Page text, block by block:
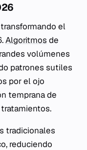
el
Algoritmos de
volúmenes
patrones sutiles
por el ojo
temprana de
tradicionales
reduciendo